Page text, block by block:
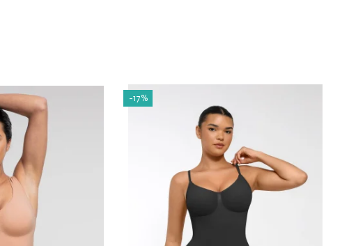
*Masuratorile sunt exprimate in centimetri (cm)
-17%